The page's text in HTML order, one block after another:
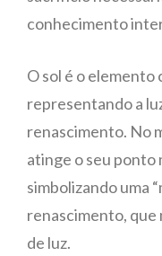
conhecimento
O sol é o
representando a
renascimento. No
atinge o seu ponto
simbolizando uma
renascimento, que
de luz.